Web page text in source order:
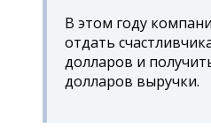
В этом году
отдать
долларов и
долларов выручки.